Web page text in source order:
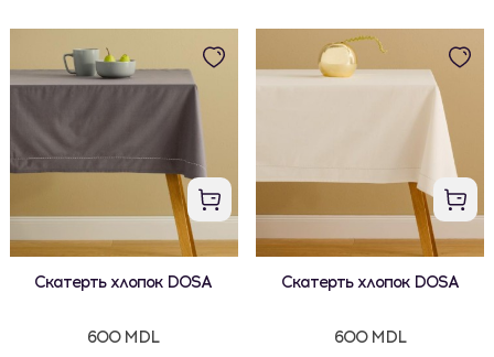
Скатерть хлопок DOSA
600 MDL
Скатерть хлопок DOSA
600 MDL